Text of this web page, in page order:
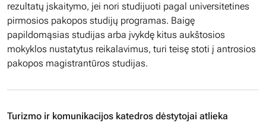
rezultatų įskaitymo, jei nori studijuoti pagal universitetines
pirmosios pakopos studijų programas. Baigę
papildomąsias studijas arba įvykdę kitus aukštosios
mokyklos nustatytus reikalavimus, turi teisę stoti į antrosios
pakopos magistrantūros studijas.
Turizmo ir komunikacijos katedros dėstytojai atlieka